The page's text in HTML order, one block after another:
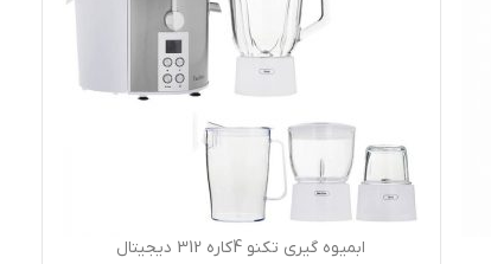
ابميوه گيري تکنو 4کاره 312 ديجيتال